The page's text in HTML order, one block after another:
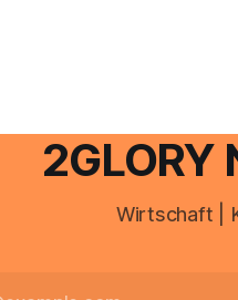
Unterstützung
Wirtschaft |